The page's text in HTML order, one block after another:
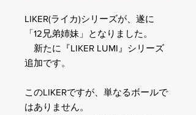
LIKER(ライカ)シリーズが、遂に
「12兄弟姉妹」となりました。
新たに『LIKER LUMI』シリーズ
追加です。
このLIKERですが、単なるボールで
はありません。